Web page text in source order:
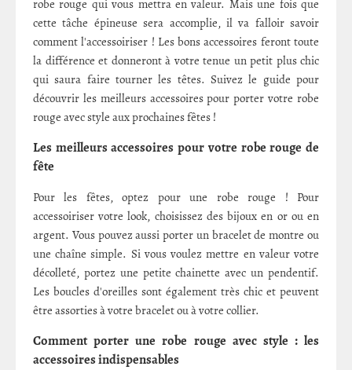
robe rouge qui vous mettra en valeur. Mais une fois que
cette tâche épineuse sera accomplie, il va falloir savoir
comment l'accessoiriser ! Les bons accessoires feront toute
la différence et donneront à votre tenue un petit plus chic
qui saura faire tourner les têtes. Suivez le guide pour
découvrir les meilleurs accessoires pour porter votre robe
rouge avec style aux prochaines fêtes !
Les meilleurs accessoires pour votre robe rouge de
fête
Pour les fêtes, optez pour une robe rouge ! Pour
accessoiriser votre look, choisissez des bijoux en or ou en
argent. Vous pouvez aussi porter un bracelet de montre ou
une chaîne simple. Si vous voulez mettre en valeur votre
décolleté, portez une petite chainette avec un pendentif.
Les boucles d'oreilles sont également très chic et peuvent
être assorties à votre bracelet ou à votre collier.
Comment porter une robe rouge avec style : les
accessoires indispensables